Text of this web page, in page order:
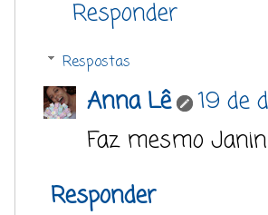
Responder
Respostas
Anna Lê
19 de
Faz mesmo
Responder